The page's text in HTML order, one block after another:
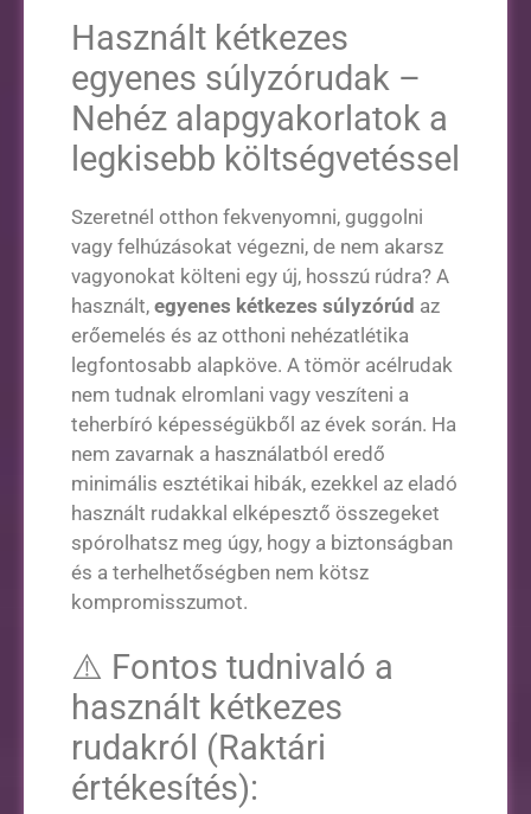
Használt kétkezes
egyenes súlyzórudak –
Nehéz alapgyakorlatok a
legkisebb költségvetéssel
Szeretnél otthon fekvenyomni, guggolni
vagy felhúzásokat végezni, de nem akarsz
vagyonokat költeni egy új, hosszú rúdra? A
használt, egyenes kétkezes súlyzórúd az
erőemelés és az otthoni nehézatlétika
legfontosabb alapköve. A tömör acélrudak
nem tudnak elromlani vagy veszíteni a
teherbíró képességükből az évek során. Ha
nem zavarnak a használatból eredő
minimális esztétikai hibák, ezekkel az eladó
használt rudakkal elképesztő összegeket
spórolhatsz meg úgy, hogy a biztonságban
és a terhelhetőségben nem kötsz
kompromisszumot.
⚠️ Fontos tudnivaló a
használt kétkezes
rudakról (Raktári
értékesítés):